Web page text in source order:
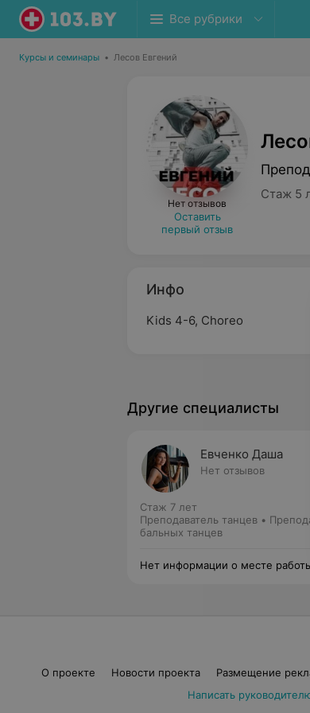
Все рубрики
Курсы и семинары • Лесов Евгений
Нет отзывов
Оставить
первый отзыв
Стаж 5
Инфо
Kids 4-6, Choreo
Другие специалисты
Евченко Даша
Нет отзывов
Стаж 7 лет
Преподаватель танцев •
бальных танцев
Нет информации о месте
О проекте Новости проекта Размещение
Написать